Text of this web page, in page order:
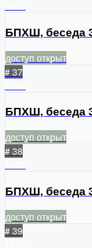
БПХШ, беседа
доступ открыт
# 37
БПХШ, беседа
доступ открыт
# 38
БПХШ, беседа
доступ открыт
# 39